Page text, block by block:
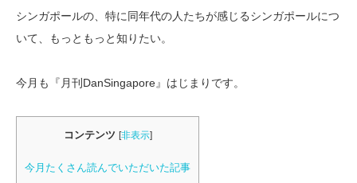
シンガポールの、特に同年代の人たちが感じるシンガポールにつ
いて、もっともっと知りたい。
今月も『月刊DanSingapore』はじまりです。
コンテンツ [非表示]
今月たくさん読んでいただいた記事